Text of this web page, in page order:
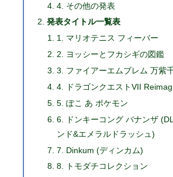
4. その他の発表
発表タイトル一覧表
1. マリオテニス フィーバー
2. ヨッシーとフカシギの図鑑
3. ファイアーエムブレム 万紫
4. ドラゴンクエストVII
5. ぽこ あ ポケモン
6. ドンキーコング バナンザ
ンド&エメラルドラッシュ)
7. Dinkum (ディンカム)
8. トモダチコレクション